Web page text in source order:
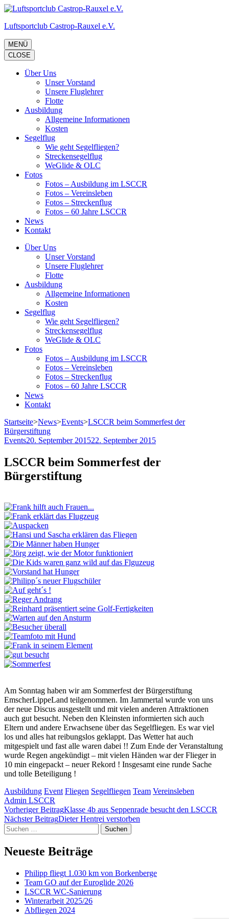
Zum
springen
drücken)
Luftsportclub Castrop-Rauxel e.V.
MENÜ
CLOSE
Über Uns
Unser Vorstand
Unsere Fluglehrer
Flotte
Ausbildung
Allgemeine Informationen
Kosten
Segelflug
Wie geht Segelfliegen?
Streckensegelflug
WeGlide & OLC
Fotos
Fotos – Ausbildung im LSCCR
Fotos – Vereinsleben
Fotos – Streckenflug
Fotos – 60 Jahre LSCCR
News
Kontakt
Über Uns
Unser Vorstand
Unsere Fluglehrer
Flotte
Ausbildung
Allgemeine Informationen
Kosten
Segelflug
Wie geht Segelfliegen?
Streckensegelflug
WeGlide & OLC
Fotos
Fotos – Ausbildung im LSCCR
Fotos – Vereinsleben
Fotos – Streckenflug
Fotos – 60 Jahre LSCCR
News
Kontakt
Startseite>News>Events>LSCCR beim Sommerfest der
Bürgerstiftung
Events20. September 201522. September 2015
LSCCR beim Sommerfest der
Bürgerstiftung
Am Sonntag haben wir am Sommerfest der Bürgerstiftung
EmscherLippeLand teilgenommen. Im Jammertal wurde von uns
der neue Discus ausgestellt und mit vielen anderen Attraktionen
auch gut besucht. Neben den Kleinsten informierten sich auch
Eltern und andere Erwachsene über das Segelfliegen. Es war viel
los und alles hat reibungslos geklappt. Das Wetter hat auch
mitgespielt und fast alle waren dabei !! Zum Ende der Veranstaltung
wurde Regen angekündigt – mit vielen Händen war der Flieger in
10 min eingepackt – neuer Rekord ! Insgesamt eine runde Sache
und tolle Beteiligung !
Ausbildung Event Fliegen Segelfliegen Team Vereinsleben
Admin LSCCR
Beitragsnavigation
Vorheriger BeitragKlasse 4b aus Seppenrade besucht den LSCCR
Nächster BeitragDieter Hentrei verstorben
Suchen
nach:
Neueste Beiträge
Philipp fliegt 1.030 km von Borkenberge
Team GO auf der Euroglide 2026
LSCCR WC-Sanierung
Winterarbeit 2025/26
Abfliegen 2024